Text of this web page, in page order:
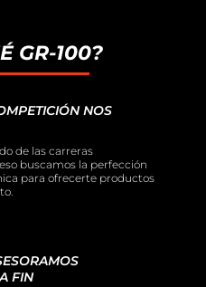
GR-100?
NOS
de las carreras
buscamos la perfección
para ofrecerte productos
FIN